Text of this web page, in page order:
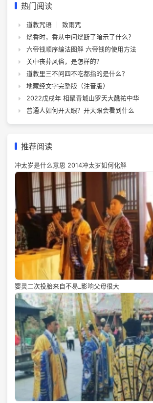
热门阅读
道教咒语 ｜ 致雨咒
烧香时，香从中间烧断了暗示了什么？
六帝钱顺序编法图解 六帝钱的使用方法
关中丧葬风俗，是怎样的？
道教里三不问四不吃都指的是什么？
地藏经文字完整版（注音版）
2022戊戌年 相聚青城山罗天大醮祐中华
普通人如何开天眼？开天眼会看到什么
推荐阅读
冲太岁是什么意思 2014冲太岁如何化解
婴灵二次投胎来自不易_影响父母很大